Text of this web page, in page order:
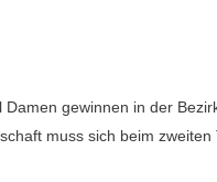
Damen gewinnen in der
muss sich beim